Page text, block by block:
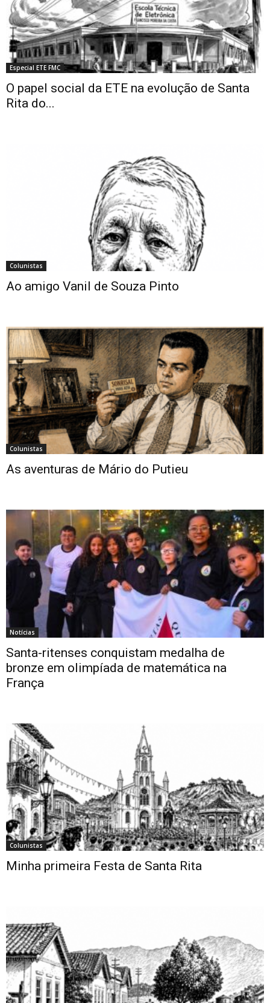
Especial ETE FMC
O papel social da ETE na evolução de Santa
Rita do...
Colunistas
Ao amigo Vanil de Souza Pinto
Colunistas
As aventuras de Mário do Putieu
Notícias
Santa-ritenses conquistam medalha de
bronze em olimpíada de matemática na
França
Colunistas
Minha primeira Festa de Santa Rita